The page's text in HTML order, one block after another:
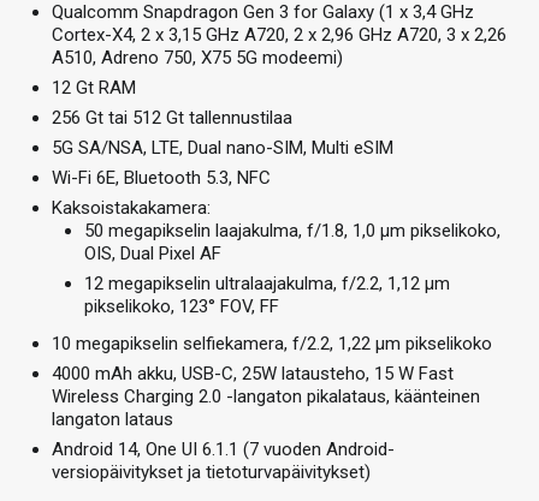
Qualcomm Snapdragon Gen 3 for Galaxy (1 x 3,4 GHz
Cortex-X4, 2 x 3,15 GHz A720, 2 x 2,96 GHz A720, 3 x 2,26
A510, Adreno 750, X75 5G modeemi)
12 Gt RAM
256 Gt tai 512 Gt tallennustilaa
5G SA/NSA, LTE, Dual nano-SIM, Multi eSIM
Wi-Fi 6E, Bluetooth 5.3, NFC
Kaksoistakakamera:
50 megapikselin laajakulma, f/1.8, 1,0 µm pikselikoko,
OIS, Dual Pixel AF
12 megapikselin ultralaajakulma, f/2.2, 1,12 µm
pikselikoko, 123° FOV, FF
10 megapikselin selfiekamera, f/2.2, 1,22 µm pikselikoko
4000 mAh akku, USB-C, 25W latausteho, 15 W Fast
Wireless Charging 2.0 -langaton pikalataus, käänteinen
langaton lataus
Android 14, One UI 6.1.1 (7 vuoden Android-
versiopäivitykset ja tietoturvapäivitykset)